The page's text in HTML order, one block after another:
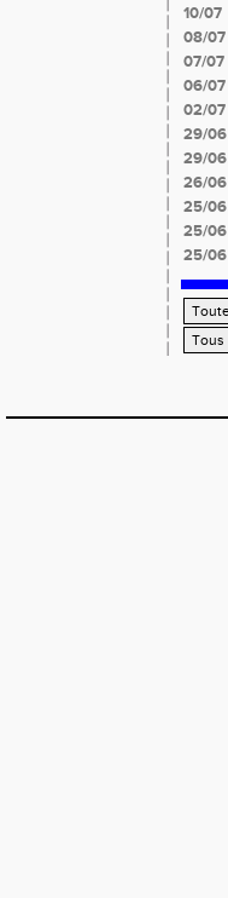
10/07
08/07
07/07
06/07
02/07
29/06
29/06
26/06
25/06
25/06
25/06